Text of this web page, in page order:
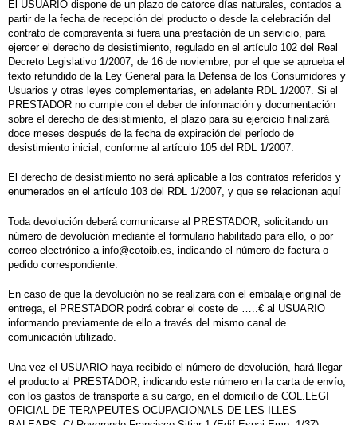
El USUARIO dispone de un plazo de catorce días naturales, contados a
partir de la fecha de recepción del producto o desde la celebración del
contrato de compraventa si fuera una prestación de un servicio, para
ejercer el derecho de desistimiento, regulado en el artículo 102 del Real
Decreto Legislativo 1/2007 , de 16 de noviembre, por el que se aprueba el
texto refundido de la Ley General para la Defensa de los Consumidores y
Usuarios y otras leyes complementarias, en adelante RDL 1/2007. Si el
PRESTADOR no cumple con el deber de información y documentación
sobre el derecho de desistimiento, el plazo para su ejercicio finalizará
doce meses después de la fecha de expiración del período de
desistimiento inicial, conforme al artículo 105 del RDL 1/2007
El derecho de desistimiento no será aplicable a los contratos referidos y
enumerados en el artículo 103 del RDL 1/2007, y que se relacionan aquí
Toda devolución deberá comunicarse al PRESTADOR, solicitando un
número de devolución mediante el formulario habilitado para ello, o por
correo electrónico a info@cotoib.es, indicando el número de factura o
pedido correspondiente.
En caso de que la devolución no se realizara con el embalaje original de
entrega, el PRESTADOR podrá cobrar el coste de …..€ al USUARIO
informando previamente de ello a través del mismo canal de
comunicación utilizado.
Una vez el USUARIO haya recibido el número de devolución, hará llegar
el producto al PRESTADOR, indicando este número en la carta de envío,
con los gastos de transporte a su cargo , en el domicilio de COL.LEGI
OFICIAL DE TERAPEUTES OCUPACIONALS DE LES ILLES